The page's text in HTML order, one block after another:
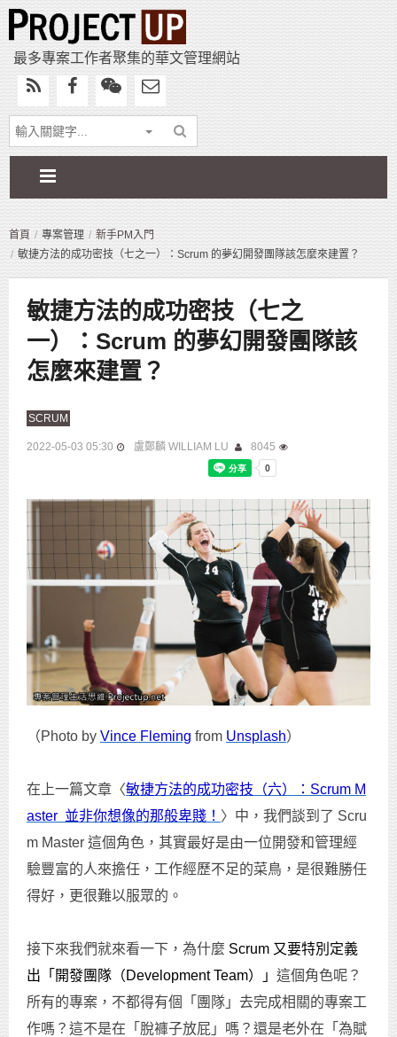
最多專案工作者聚集的華文管理網站
首頁 專案管理
新手PM入門
敏捷方法的成功密技（七之一）：Scrum 的夢幻開發團隊該怎麼來建置？
敏捷方法的成功密技（七之
一）：Scrum 的夢幻開發團隊該
怎麼來建置？
SCRUM
2022-05-03 05:30 盧鄭麟 WILLIAM LU 8045
（Photo by Vince Fleming from Unsplash）
在上一篇文章〈敏捷方法的成功密技（六）：Scrum M
aster 並非你想像的那般卑賤！ 〉中，我們談到了 Scru
m Master 這個角色，其實最好是由一位開發和管理經
驗豐富的人來擔任，工作經歷不足的菜鳥，是很難勝任
得好，更很難以服眾的。
接下來我們就來看一下，為什麼 Scrum 又要特別定義
出「開發團隊（Development Team）」 這個角色呢？
所有的專案，不都得有個「團隊」去完成相關的專案工
作嗎？這不是在「脫褲子放屁」嗎？還是老外在「為賦